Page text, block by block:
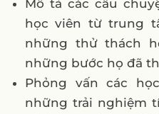
Mô tả các câu
học viên từ trung
những thử thách
những bước họ đã
Phỏng vấn các
những trải nghiệm